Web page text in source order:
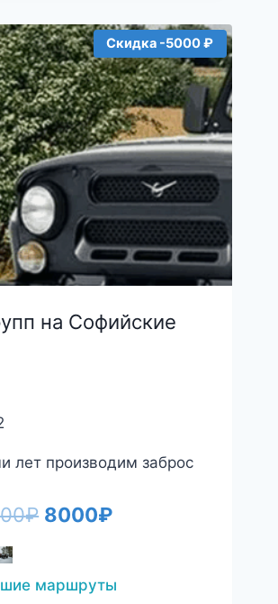
Скидка -5000 ₽
на Софийские
лет производим заброс
₽ Первоначальная
составляла
8000₽Текущая
8000₽.
маршруты